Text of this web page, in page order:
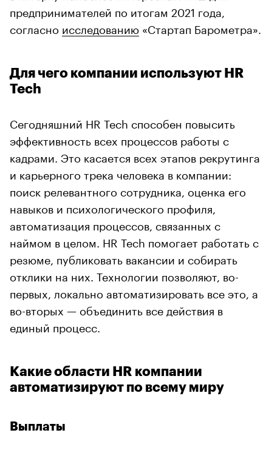
предпринимателей по итогам 2021 года,
согласно исследованию «Стартап Барометра».
Для чего компании используют HR
Tech
Сегодняшний HR Tech способен повысить
эффективность всех процессов работы с
кадрами. Это касается всех этапов рекрутинга
и карьерного трека человека в компании:
поиск релевантного сотрудника, оценка его
навыков и психологического профиля,
автоматизация процессов, связанных с
наймом в целом. HR Tech помогает работать с
резюме, публиковать вакансии и собирать
отклики на них. Технологии позволяют, во-
первых, локально автоматизировать все это, а
во-вторых — объединить все действия в
единый процесс.
Какие области HR компании
автоматизируют по всему миру
Выплаты